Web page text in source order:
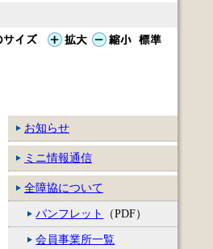
お知らせ
ミニ情報通信
全障協について
パンフレット
（PDF）
会員事業所一覧